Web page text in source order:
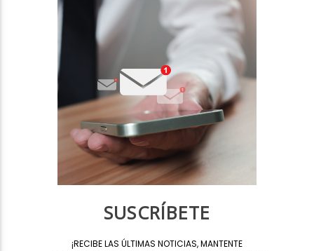
SUSCRÍBETE
¡RECIBE LAS ÚLTIMAS NOTICIAS, MANTENTE